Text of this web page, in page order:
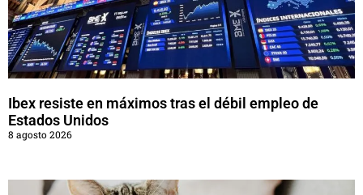
Ibex resiste en máximos tras el débil empleo de
Estados Unidos
8 agosto 2026